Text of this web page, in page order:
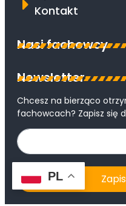
Kontakt
Nasi fachowcy
Newsletter
Chcesz na bierząco
fachowcach? Zapisz się
PL